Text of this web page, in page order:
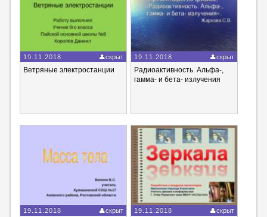
19.11.2018 скрыт
Ветряные электростанции
19.11.2018 скрыт
Радиоактивность. Альфа-,
гамма- и бета- излучения
19.11.2018 скрыт 19.11.2018 скрыт